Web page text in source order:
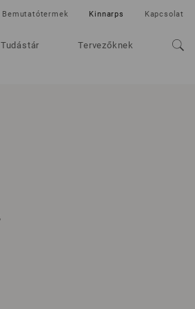
Tudástár Tervezőknek
Bemutatótermek Kinnarps Kapcsolat